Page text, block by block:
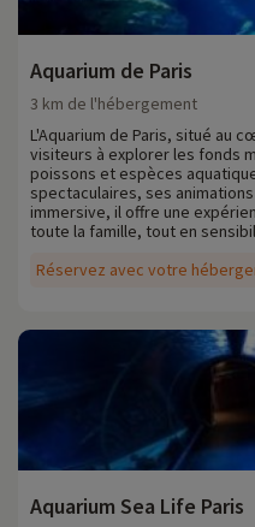
Aquarium de Paris
Réservez avec votre
3 km de l'hébergement
L'Aquarium de Paris, situé au
visiteurs à explorer les fonds
poissons et espèces
spectaculaires, ses
immersive, il offre une
toute la famille, tout en
Aquarium Sea Life Paris